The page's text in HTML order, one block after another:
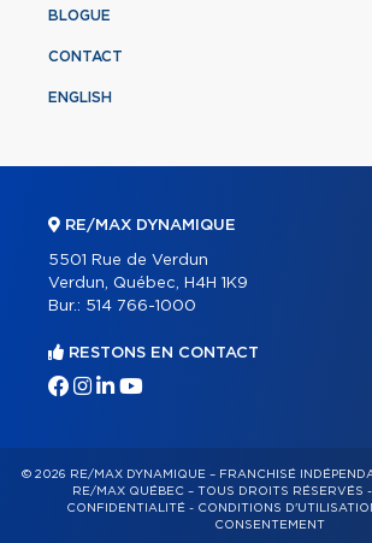
BLOGUE
CONTACT
ENGLISH
RE/MAX DYNAMIQUE
5501 Rue de Verdun
Verdun, Québec, H4H 1K9
Bur.: 514 766-1000
RESTONS EN CONTACT
© 2026 RE/MAX DYNAMIQUE – FRANCHISÉ
RE/MAX QUÉBEC – TOUS DROITS RÉSERVÉS -
CONFIDENTIALITÉ- CONDITIONS
CONSENTEMENT